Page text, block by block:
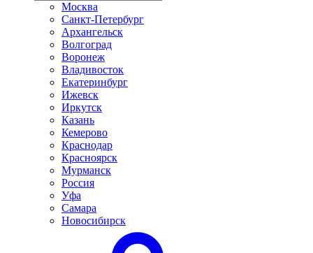
Москва
Санкт-Петербург
Архангельск
Волгоград
Воронеж
Владивосток
Екатеринбург
Ижевск
Иркутск
Казань
Кемерово
Краснодар
Красноярск
Мурманск
Россия
Уфа
Самара
Новосибирск